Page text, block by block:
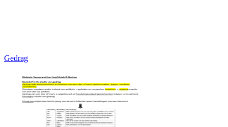
Gedrag